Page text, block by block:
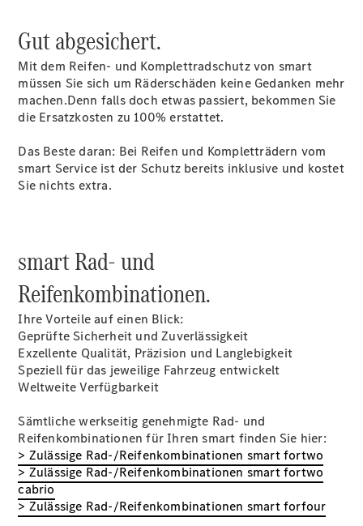
Serviceangebote
Mercedes-Benz
Klimaanlagenreinigung
Reifen &
Kompletträder
Teile &
Original
Zubehör
Laden und
Wallbox
Pannen- &
Schadenhilfe
Reparatur &
Werkstatt
Rückrufe &
Umrüstungen
Warnung: Betrug
Gebrauchtwagenkauf
Service für
Reisemobile
Gebrauchtwagensuche
Finanzdienste
Gut abgesichert.
Mit dem Reifen- und Komplettradschutz von smart
müssen Sie sich um Räderschäden keine Gedanken mehr
machen.Denn falls doch etwas passiert, bekommen Sie
die Ersatzkosten zu 100% erstattet.
Das Beste daran: Bei Reifen und Kompletträdern vom
smart Service ist der Schutz bereits inklusive und kostet
Sie nichts extra.
smart Rad- und
Reifenkombinationen.
Ihre Vorteile auf einen Blick:
Geprüfte Sicherheit und Zuverlässigkeit
Exzellente Qualität, Präzision und Langlebigkeit
Speziell für das jeweilige Fahrzeug entwickelt
Weltweite Verfügbarkeit
Sämtliche werkseitig genehmigte Rad- und
Reifenkombinationen für Ihren smart finden Sie hier:
> Zulässige Rad-/Reifenkombinationen smart fortwo
> Zulässige Rad-/Reifenkombinationen smart fortwo
cabrio
> Zulässige Rad-/Reifenkombinationen smart forfour